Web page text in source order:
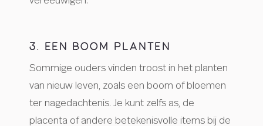
3. EEN BOOM PLANTEN
Sommige ouders vinden troost in het planten
van nieuw leven, zoals een boom of bloemen
ter nagedachtenis. Je kunt zelfs as, de
placenta of andere betekenisvolle items bij de